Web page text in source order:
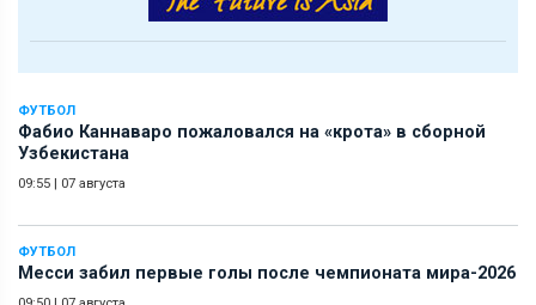
ФУТБОЛ
Фабио Каннаваро пожаловался на «крота» в сборной
Узбекистана
09:55 | 07 августа
ФУТБОЛ
Месси забил первые голы после чемпионата мира-2026